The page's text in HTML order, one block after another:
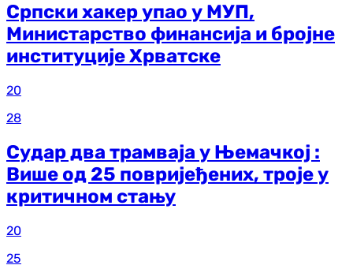
Српски хакер упао у МУП,
Министарство финансија и бројне
институције Хрватске
20
28
Судар два трамваја у Њемачкој :
Више од 25 повријеђених, троје у
критичном стању
20
25